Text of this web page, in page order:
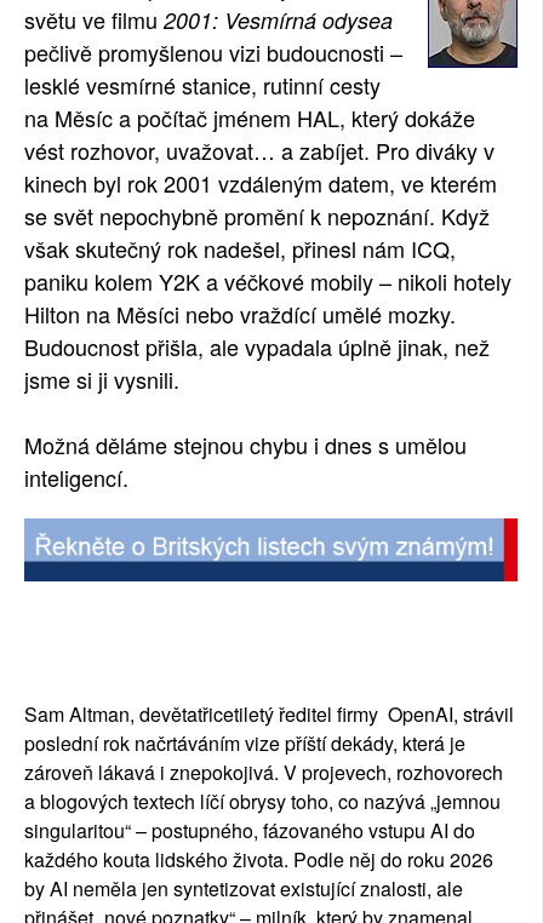
světu ve filmu 2001: Vesmírná odysea
pečlivě promyšlenou vizi budoucnosti –
lesklé vesmírné stanice, rutinní cesty
na Měsíc a počítač jménem HAL, který dokáže
vést rozhovor, uvažovat… a zabíjet. Pro diváky v
kinech byl rok 2001 vzdáleným datem, ve kterém
se svět nepochybně promění k nepoznání. Když
však skutečný rok nadešel, přinesl nám ICQ,
paniku kolem Y2K a véčkové mobily – nikoli hotely
Hilton na Měsíci nebo vraždící umělé mozky.
Budoucnost přišla, ale vypadala úplně jinak, než
jsme si ji vysnili.
Možná děláme stejnou chybu i dnes s umělou
inteligencí.
Sam Altman, devětatřicetiletý ředitel firmy OpenAI, strávil
poslední rok načrtáváním vize příští dekády, která je
zároveň lákavá i znepokojivá. V projevech, rozhovorech
a blogových textech líčí obrysy toho, co nazývá „jemnou
singularitou“ – postupného, fázovaného vstupu AI do
každého kouta lidského života. Podle něj do roku 2026
by AI neměla jen syntetizovat existující znalosti, ale